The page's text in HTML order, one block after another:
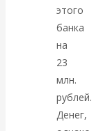
вчера
этого
банка
на
23
млн.
рублей.
Денег,